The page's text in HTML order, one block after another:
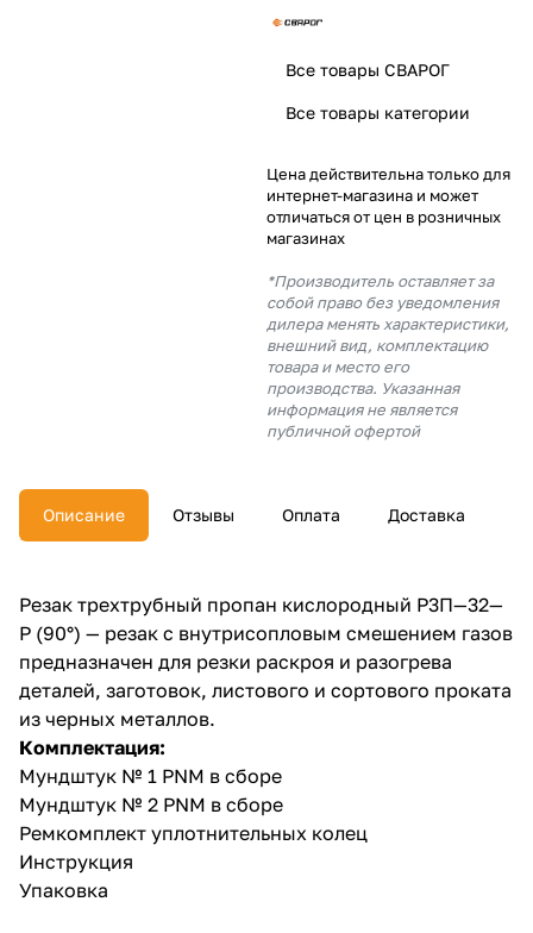
Все товары СВАРОГ
Все товары категории
Цена действительна только для
интернет-магазина и может
отличаться от цен в розничных
магазинах
*Производитель оставляет за
собой право без уведомления
дилера менять характеристики,
внешний вид, комплектацию
товара и место его
производства. Указанная
информация не является
публичной офертой
Описание Отзывы Оплата Доставка
Резак трехтрубный пропан кислородный Р3П—32—
Р (90°) — резак с внутрисопловым смешением газов
предназначен для резки раскроя и разогрева
деталей, заготовок, листового и сортового проката
из черных металлов.
Комплектация:
Мундштук № 1 PNM в сборе
Мундштук № 2 PNM в сборе
Ремкомплект уплотнительных колец
Инструкция
Упаковка
% картой любого банка
% будут
с вашей карты
раз в 2
недели